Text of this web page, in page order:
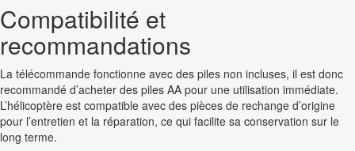
Compatibilité et
recommandations
La télécommande fonctionne avec des piles non incluses, il est donc
recommandé d’acheter des piles AA pour une utilisation immédiate.
L’hélicoptère est compatible avec des pièces de rechange d’origine
pour l’entretien et la réparation, ce qui facilite sa conservation sur le
long terme.